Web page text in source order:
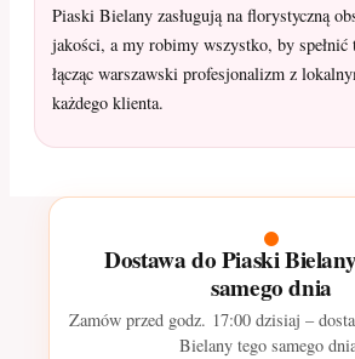
Piaski Bielany zasługują na florystyczną
jakości, a my robimy wszystko, by spełnić
łącząc warszawski profesjonalizm z
każdego klienta.
Dostawa do Piaski
samego dnia
Zamów przed godz. 17:00 dzisiaj –
Bielany tego samego